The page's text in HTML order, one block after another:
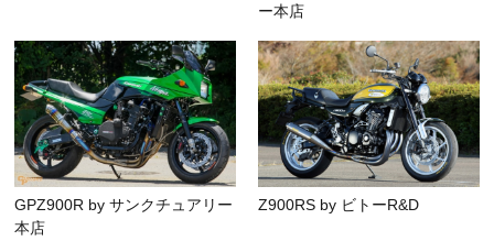
ー本店
GPZ900R by サンクチュアリー
本店
Z900RS by ビトーR&D